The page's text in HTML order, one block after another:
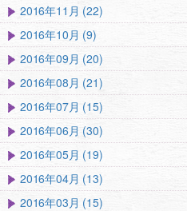
2016年11月 (22)
2016年10月 (9)
2016年09月 (20)
2016年08月 (21)
2016年07月 (15)
2016年06月 (30)
2016年05月 (19)
2016年04月 (13)
2016年03月 (15)